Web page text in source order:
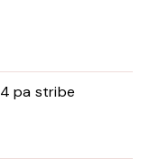
pa stribe